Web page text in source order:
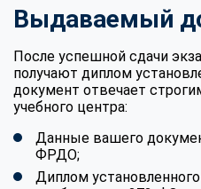
Выдаваемый
После успешной сдачи
получают диплом
документ отвечает
учебного центра:
Данные вашего
ФРДО;
Диплом